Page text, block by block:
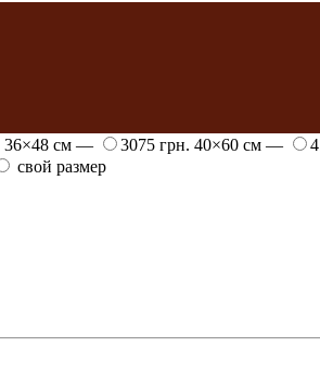
36×48 см — 3075 грн. 40×60 см —
свой размер